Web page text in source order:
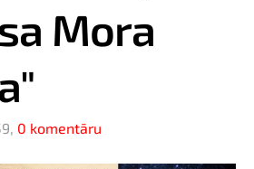
Mora
0 komentāru